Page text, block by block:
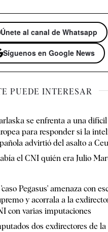
Únete al canal de Whatsapp
Síguenos en Google News
PUEDE INTERESAR
se enfrenta a una
para responder si la
advirtió del asalto a
el CNI quién era Julio
Pegasus' amenaza con
y acorrala a la
con varias imputaciones
dos exdirectores de